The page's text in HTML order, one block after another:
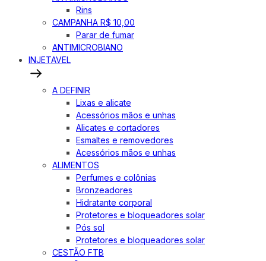
Rins
CAMPANHA R$ 10,00
Parar de fumar
ANTIMICROBIANO
INJETAVEL
A DEFINIR
Lixas e alicate
Acessórios mãos e unhas
Alicates e cortadores
Esmaltes e removedores
Acessórios mãos e unhas
ALIMENTOS
Perfumes e colônias
Bronzeadores
Hidratante corporal
Protetores e bloqueadores solar
Pós sol
Protetores e bloqueadores solar
CESTÃO FTB